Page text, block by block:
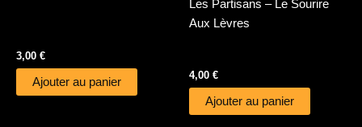
3,00 €
Ajouter au panier
Les Partisans – Le Sourire
Aux Lèvres
4,00 €
Ajouter au panier